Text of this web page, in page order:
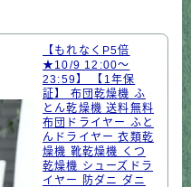
【もれなくP5倍
★10/9 12:00〜
23:59】 【1年保
証】 布団乾燥機 ふ
とん乾燥機 送料無料
布団ドライヤー ふと
んドライヤー 衣類乾
燥機 靴乾燥機 くつ
乾燥機 シューズドラ
イヤー 防ダニ ダニ